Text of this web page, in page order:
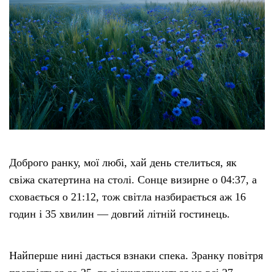
Про нас
Бюджет
Тендери
Довідник
Контакти
Рекламні прайси
Редакційна політика
Доброго ранку, мої любі, хай день стелиться, як
свіжа скатертина на столі. Сонце визирне о 04:37, а
сховається о 21:12, тож світла назбирається аж 16
годин і 35 хвилин — довгий літній гостинець.
Найперше нині дасться взнаки спека. Зранку повітря